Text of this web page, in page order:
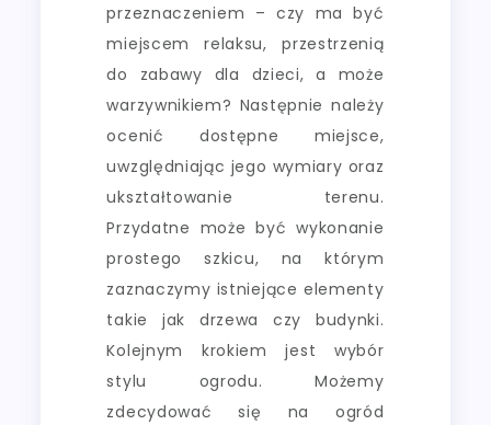
przeznaczeniem – czy ma być
miejscem relaksu, przestrzenią
do zabawy dla dzieci, a może
warzywnikiem? Następnie należy
ocenić dostępne miejsce,
uwzględniając jego wymiary oraz
ukształtowanie terenu.
Przydatne może być wykonanie
prostego szkicu, na którym
zaznaczymy istniejące elementy
takie jak drzewa czy budynki.
Kolejnym krokiem jest wybór
stylu ogrodu. Możemy
zdecydować się na ogród